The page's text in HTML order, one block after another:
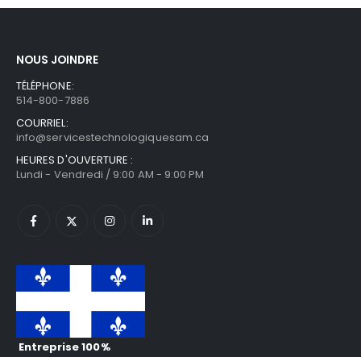
NOUS JOINDRE
TÉLÉPHONE:
514-800-7886
COURRIEL:
info@servicestechnologiquesam.ca
HEURES D'OUVERTURE :
Lundi - Vendredi / 9:00 AM - 9:00 PM
Entreprise 100%